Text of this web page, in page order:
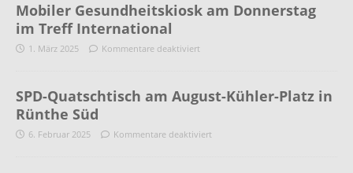
Mobiler Gesundheitskiosk am Donnerstag
im Treff International
1. März 2025 Kommentare deaktiviert
SPD-Quatschtisch am August-Kühler-Platz in
Rünthe Süd
6. Februar 2025 Kommentare deaktiviert